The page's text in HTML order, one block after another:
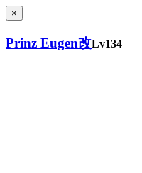
×
Prinz Eugen改Lv134